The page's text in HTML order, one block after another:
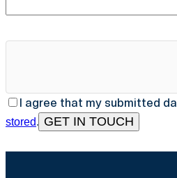
I agree that my submitted
stored.